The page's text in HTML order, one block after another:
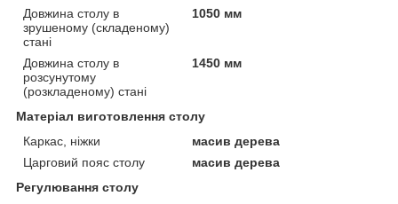
Довжина столу в
зрушеному (складеному)
стані
1050 мм
Довжина столу в
розсунутому
(розкладеному) стані
1450 мм
Матеріал виготовлення столу
Каркас, ніжки
масив дерева
Царговий пояс столу
масив дерева
Регулювання столу